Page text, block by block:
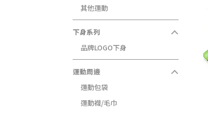
其他運動
下身系列
品牌LOGO下身
運動周邊
運動包袋
運動襪/毛巾